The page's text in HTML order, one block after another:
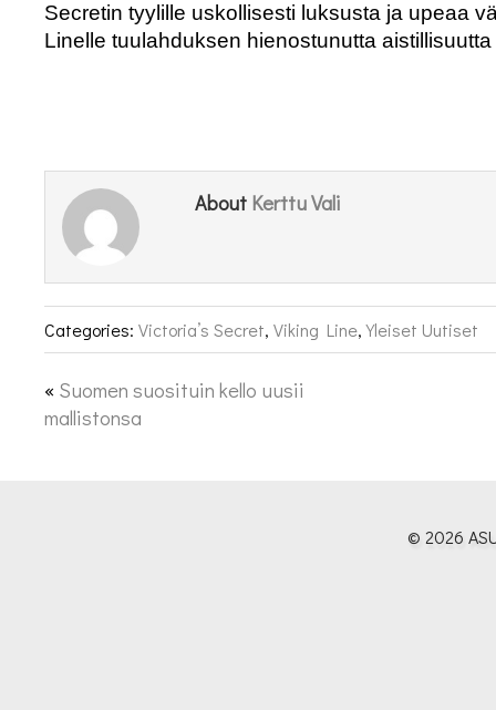
Secretin tyylille uskollisesti luksusta ja upeaa
Linelle tuulahduksen hienostunutta
About Kerttu Vali
Categories: Victoria’s Secret, Viking Line,Yleiset Uutiset
« Suomen suosituin kello uusii
mallistonsa
© 2026